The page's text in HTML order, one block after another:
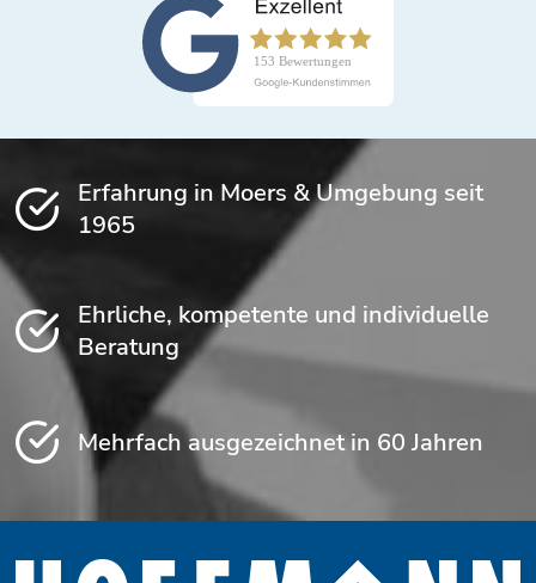
Erfahrung in Moers & Umgebung seit
1965
Ehrliche, kompetente und individuelle
Beratung
Mehrfach ausgezeichnet in 60 Jahren